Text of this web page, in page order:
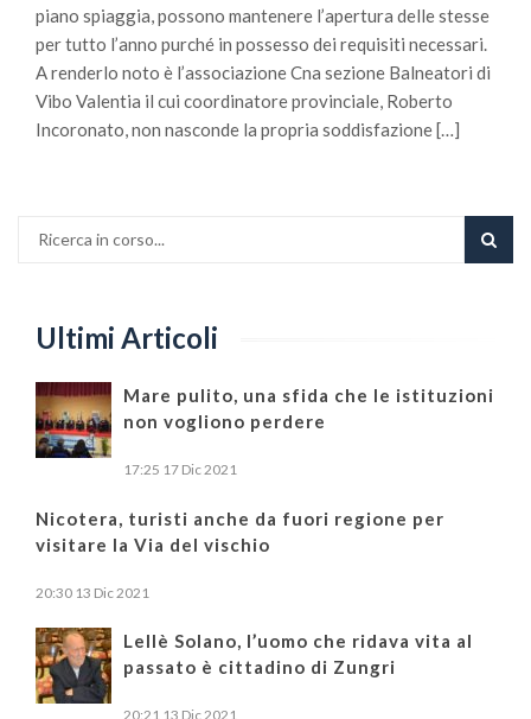
piano spiaggia, possono mantenere l’apertura delle stesse
per tutto l’anno purché in possesso dei requisiti necessari.
A renderlo noto è l’associazione Cna sezione Balneatori di
Vibo Valentia il cui coordinatore provinciale, Roberto
Incoronato, non nasconde la propria soddisfazione […]
Ultimi Articoli
Mare pulito, una sfida che le istituzioni
non vogliono perdere
17:25 17 Dic 2021
Nicotera, turisti anche da fuori regione per
visitare la Via del vischio
20:30 13 Dic 2021
Lellè Solano, l’uomo che ridava vita al
passato è cittadino di Zungri
20:21 13 Dic 2021